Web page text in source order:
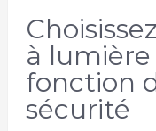
à
fonction
sécurité